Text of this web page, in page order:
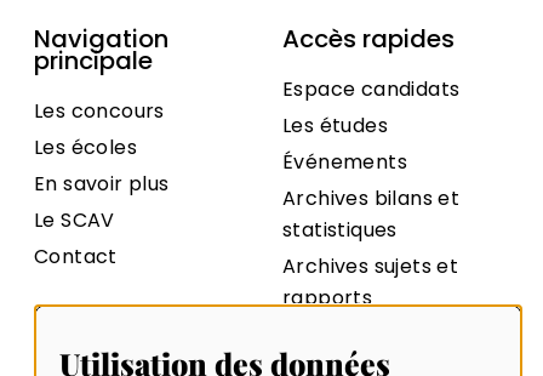
Navigation
principale
Les concours
Les écoles
En savoir plus
Le SCAV
Contact
Accès rapides
Espace candidats
Les études
Événements
Archives bilans et
statistiques
Archives sujets et
rapports
Utilisation des données